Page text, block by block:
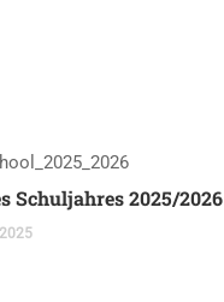
Schuljahres 2025/2026